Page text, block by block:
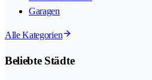
Garagen
Alle Kategorien
Beliebte Städte